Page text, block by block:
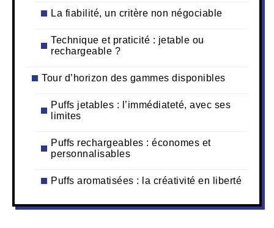
La fiabilité, un critère non négociable
Technique et praticité : jetable ou
rechargeable ?
Tour d’horizon des gammes disponibles
Puffs jetables : l’immédiateté, avec ses
limites
Puffs rechargeables : économes et
personnalisables
Puffs aromatisées : la créativité en liberté